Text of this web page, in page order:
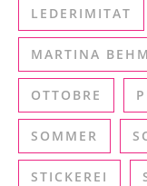
LEDERIMITAT
MARTINA BEHM
OTTOBRE
SOMMER
STICKEREI